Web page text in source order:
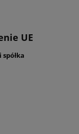
UE
spółka